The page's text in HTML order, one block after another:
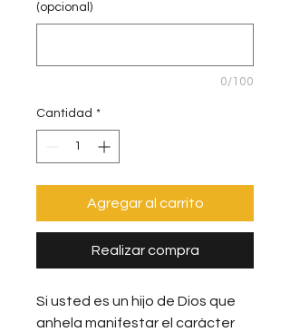
(opcional)
0/100
Cantidad *
Agregar al carrito
Realizar compra
Si usted es un hijo de Dios que
anhela manifestar el carácter